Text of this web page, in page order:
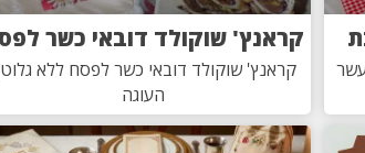
קראנץ' שוקולד דובאי כשר
קראנץ' שוקולד דובאי כשר לפסח ללא
העוגה